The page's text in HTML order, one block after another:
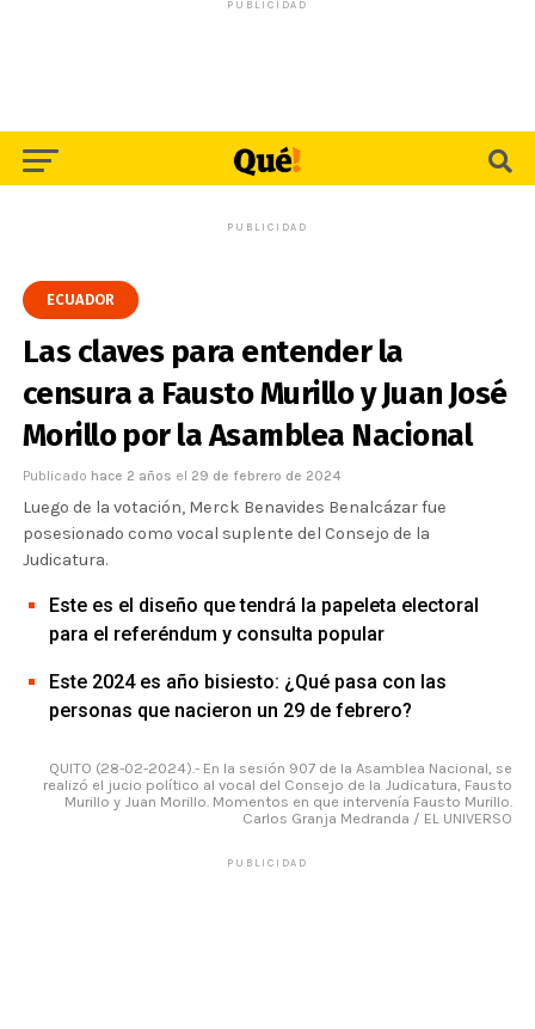
PUBLICIDAD
PUBLICIDAD
ECUADOR
Las claves para entender la
censura a Fausto Murillo y Juan José
Morillo por la Asamblea Nacional
Publicado hace 2 años el 29 de febrero de 2024
Luego de la votación, Merck Benavides Benalcázar fue
posesionado como vocal suplente del Consejo de la
Judicatura.
Este es el diseño que tendrá la papeleta electoral
para el referéndum y consulta popular
Este 2024 es año bisiesto: ¿Qué pasa con las
personas que nacieron un 29 de febrero?
QUITO (28-02-2024).- En la sesión 907 de la Asamblea Nacional, se
realizó el jucio político al vocal del Consejo de la Judicatura, Fausto
Murillo y Juan Morillo. Momentos en que intervenía Fausto Murillo.
Carlos Granja Medranda / EL UNIVERSO
PUBLICIDAD